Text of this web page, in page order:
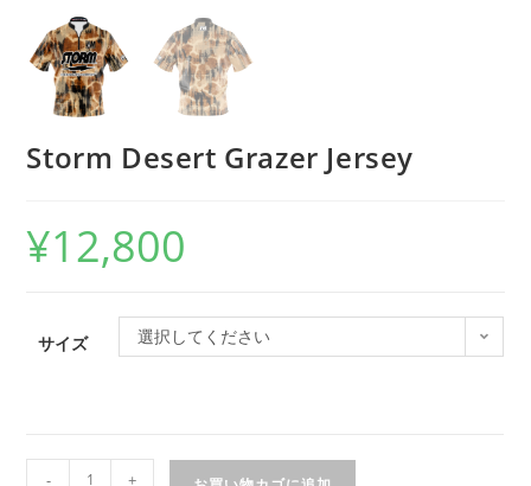
Storm Desert Grazer Jersey
¥12,800
サイズ 選択してください
- +